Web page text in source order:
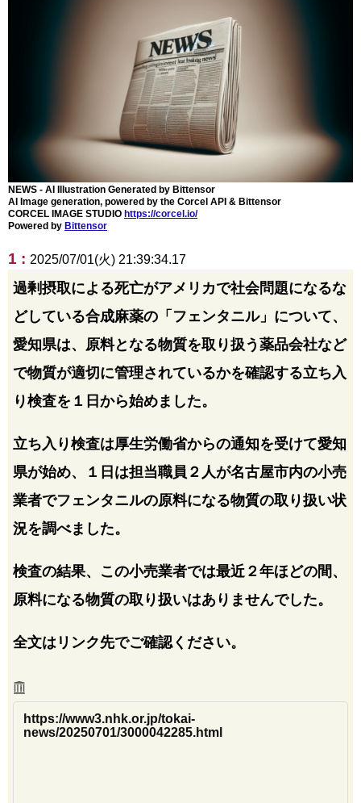
NEWS - AI Illustration Generated by Bittensor
AI Image generation, powered by the Corcel API & Bittensor
CORCEL IMAGE STUDIO https://corcel.io/
Powered by Bittensor
1 : 2025/07/01(火) 21:39:34.17
過剰摂取による死亡がアメリカで社会問題になるな
どしている合成麻薬の「フェンタニル」について、
愛知県は、原料となる物質を取り扱う薬品会社など
で物質が適切に管理されているかを確認する立ち入
り検査を１日から始めました。
立ち入り検査は厚生労働省からの通知を受けて愛知
県が始め、１日は担当職員２人が名古屋市内の小売
業者でフェンタニルの原料になる物質の取り扱い状
況を調べました。
検査の結果、この小売業者では最近２年ほどの間、
原料になる物質の取り扱いはありませんでした。
全文はリンク先でご確認ください。
https://www3.nhk.or.jp/tokai-
news/20250701/3000042285.html